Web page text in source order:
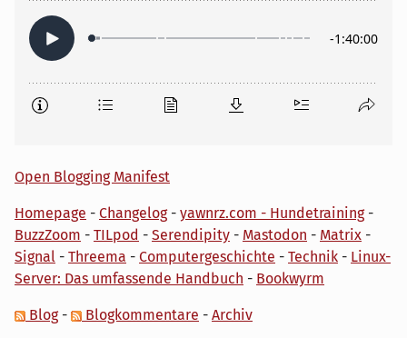
Open Blogging Manifest
Homepage - Changelog- yawnrz.com - Hundetraining-
BuzzZoom - TILpod - Serendipity - Mastodon - Matrix -
Signal - Threema - Computergeschichte - Technik - Linux-
Server: Das umfassende Handbuch - Bookwyrm
Blog- Blogkommentare - Archiv